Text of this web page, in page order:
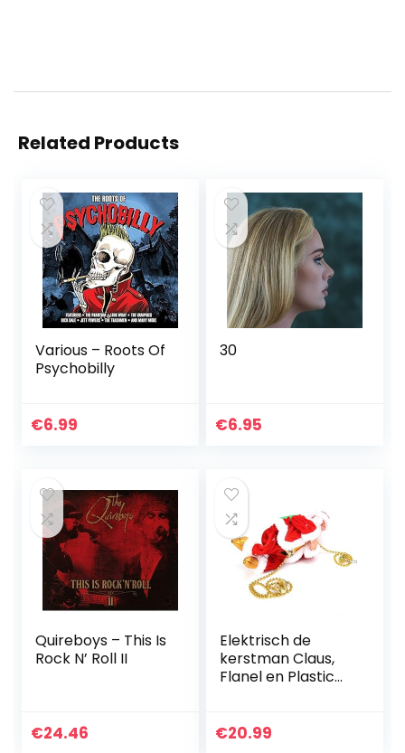
Related Products
Various – Roots Of
Psychobilly
€6.99
30
€6.95
Quireboys – This Is
Rock N’ Roll II
€24.46
Elektrisch de
kerstman Claus,
Flanel en Plastic
Ontwerp voor
€20.99